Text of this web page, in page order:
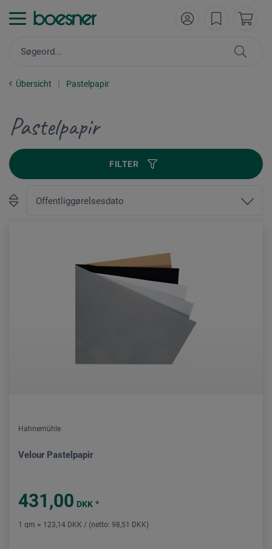
Übersicht Pastelpapir
Pastelpapir
FILTER
Hahnemühle
Velour Pastelpapir
431,00 DKK *
1 qm = 123,14 DKK / (netto: 98,51 DKK)